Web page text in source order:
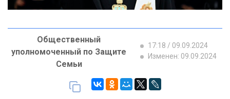
Общественный
уполномоченный по Защите
Семьи
17:18 / 09.09.2024
Изменен: 09.09.2024